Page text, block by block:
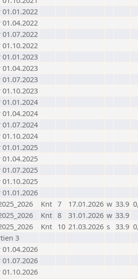
Knt 7 17.01.2026 w 33.9
Knt 8 31.01.2026 w 33.9
Knt 10 21.03.2026 s 33.9
3